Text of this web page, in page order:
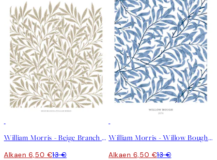
William Morris - Beige Branch Juliste
Alkaen 6,50 €13 €
William Morris - Willow Bough No2 Juliste
Alkaen 6,50 €13 €